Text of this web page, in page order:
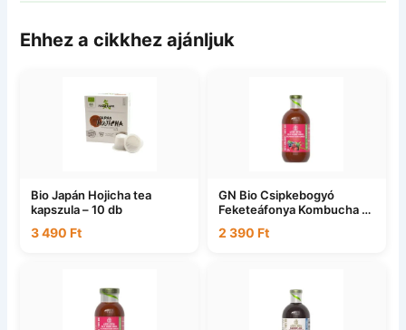
Ehhez a cikkhez ajánljuk
Bio Japán Hojicha tea
kapszula – 10 db
3 490 Ft
GN Bio Csipkebogyó
Feketeáfonya Kombucha –
750ml DRS
2 390 Ft